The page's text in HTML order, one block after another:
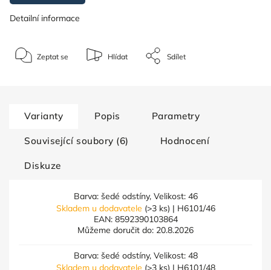
Detailní informace
Zeptat se Hlídat Sdílet
Varianty Popis Parametry
Související soubory (6) Hodnocení
Diskuze
Barva: šedé odstíny, Velikost: 46
Skladem u dodavatele (>3 ks) | H6101/46
EAN: 8592390103864
Můžeme doručit do: 20.8.2026
Barva: šedé odstíny, Velikost: 48
Skladem u dodavatele (>3 ks) | H6101/48